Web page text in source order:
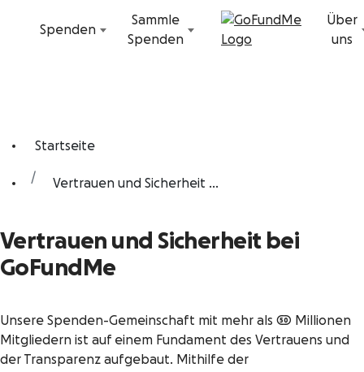
Spenden
Sammle
Spenden
Über
uns
Startseite
Vertrauen und Sicherheit ...
Vertrauen und Sicherheit bei
GoFundMe
Unsere Spenden-Gemeinschaft mit mehr als 50 Millionen
Mitgliedern ist auf einem Fundament des Vertrauens und
der Transparenz aufgebaut. Mithilfe der